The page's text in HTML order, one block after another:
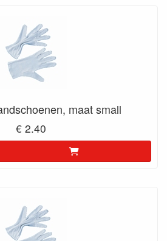
maat small
€ 2.40